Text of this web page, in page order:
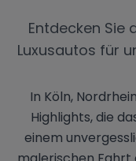
Entdecken Sie
Luxusautos für
In Köln,
Highlights, die
einem